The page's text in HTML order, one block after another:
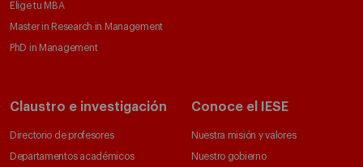
Elige tu MBA
Master in Research in Management
PhD in Management
Claustro e investigación
Directorio de profesores
Departamentos académicos
Conoce el IESE
Nuestra misión y valores
Nuestro gobierno